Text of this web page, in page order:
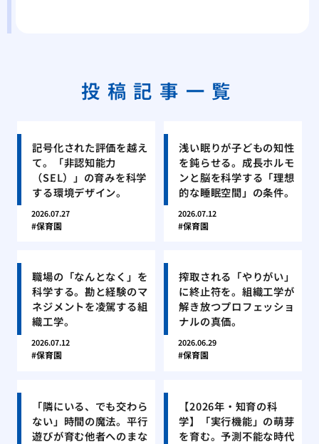
投稿記事一覧
記号化された評価を越え
て。「非認知能力
（SEL）」の育みを科学
する環境デザイン。
2026.07.27
保育園
浅い眠りが子どもの知性
を鈍らせる。成長ホルモ
ンと脳を科学する「理想
的な睡眠空間」の条件。
2026.07.12
保育園
職場の「なんとなく」を
科学する。勘と経験のマ
ネジメントを凌駕する組
織工学。
2026.07.12
保育園
搾取される「やりがい」
に終止符を。組織工学が
解き放つプロフェッショ
ナルの真価。
2026.06.29
保育園
「隣にいる、でも交わら
ない」時間の魔法。平行
遊びが育む他者へのまな
【2026年・知育の科
学】「実行機能」の萌芽
を育む。予測不能な時代